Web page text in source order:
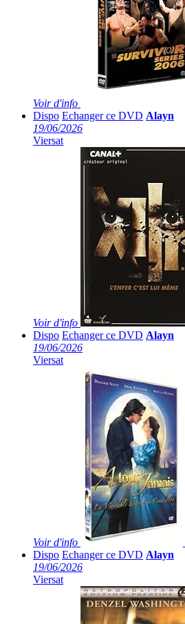
Voir d'info
Dispo Echanger ce DVD Alayn
19/06/2026
Viersat
Voir d'info
Dispo Echanger ce DVD Alayn
19/06/2026
Viersat
Voir d'info
Dispo Echanger ce DVD Alayn
19/06/2026
Viersat